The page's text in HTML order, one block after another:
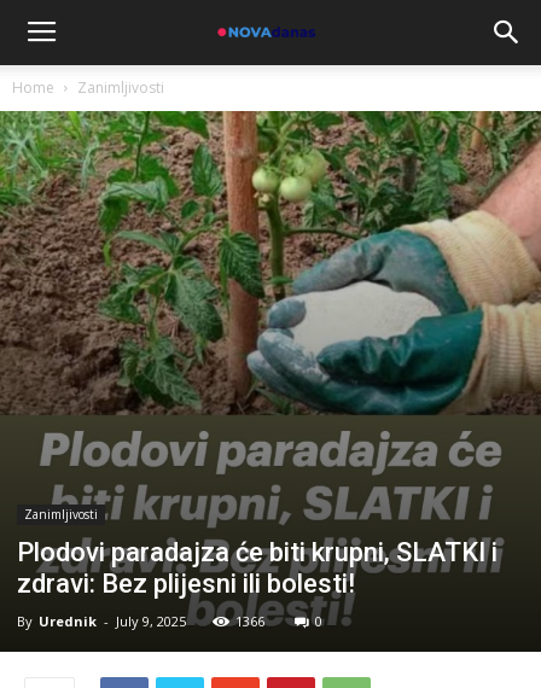
Home Zanimljivosti
Zanimljivosti
Plodovi paradajza će biti krupni, SLATKI i
zdravi: Bez plijesni ili bolesti!
By Urednik - July 9, 2025 1366 0